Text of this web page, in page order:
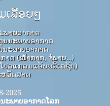
ເລື້ອຍໆ
ພາບອາກາດ
ນະພາບອາກາດ
ະພາບອາກາດ
າດ (ໜ້າກາກ, ຈໍພາບ…)
ປລແກລມແອັບພລິເຄຊັນ)
ຫວັດສາດ
2025
ະພາບອາກາດໂລກ